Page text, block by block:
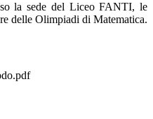
la sede del Liceo FANTI, le
delle Olimpiadi di Matematica.